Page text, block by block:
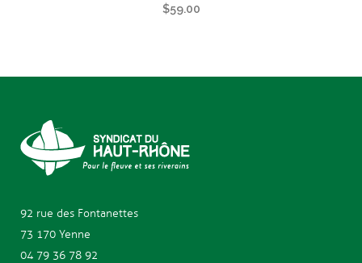
$59.00
92 rue des Fontanettes
73 170 Yenne
04 79 36 78 92